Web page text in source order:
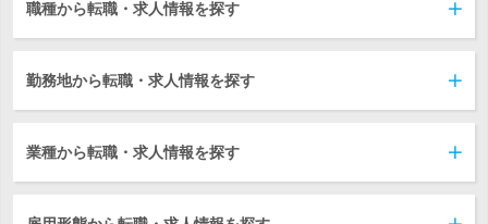
職種から転職・求人情報を探す
勤務地から転職・求人情報を探す
業種から転職・求人情報を探す